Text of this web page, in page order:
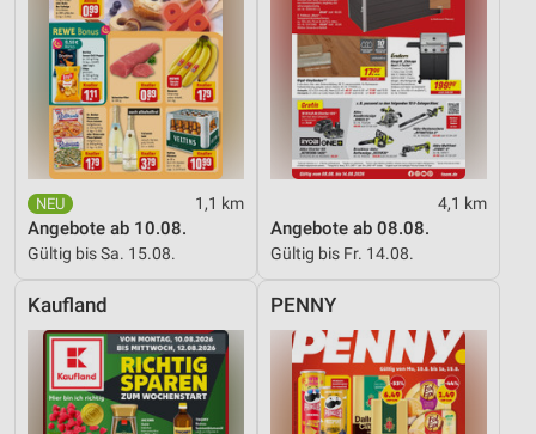
1,1 km
Angebote ab 10.08.
Gültig bis Sa. 15.08.
4,1 km
Angebote ab 08.08.
Gültig bis Fr. 14.08.
Kaufland PENNY